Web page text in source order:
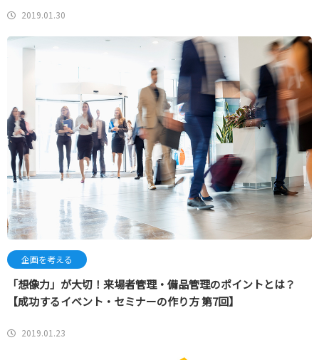
2019.01.30
企画を考える
「想像力」が大切！来場者管理・備品管理のポイントとは？
【成功するイベント・セミナーの作り方 第7回】
2019.01.23